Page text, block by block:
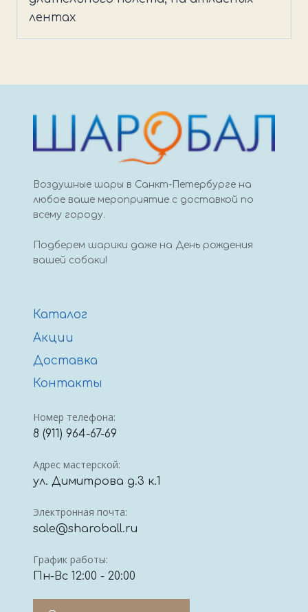
лентах
Воздушные шары в Санкт-Петербурге на
любое ваше мероприятие с доставкой по
всему городу.
Подберем шарики даже на День рождения
вашей собаки!
Каталог
Акции
Доставка
Контакты
Номер телефона:
8 (911) 964-67-69
Адрес мастерской:
ул. Димитрова д.3 к.1
Электронная почта:
sale@sharoball.ru
График работы:
Пн-Вс 12:00 - 20:00